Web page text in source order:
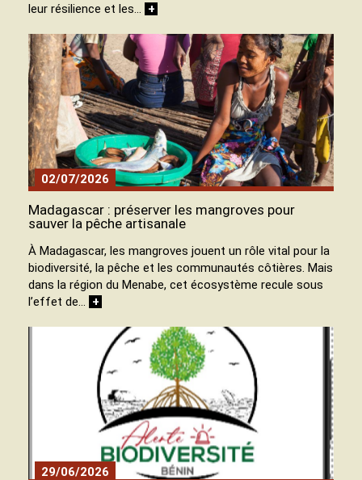
leur résilience et les… +
02/07/2026
Madagascar : préserver les mangroves pour
sauver la pêche artisanale
À Madagascar, les mangroves jouent un rôle vital pour la
biodiversité, la pêche et les communautés côtières. Mais
dans la région du Menabe, cet écosystème recule sous
l’effet de… +
29/06/2026